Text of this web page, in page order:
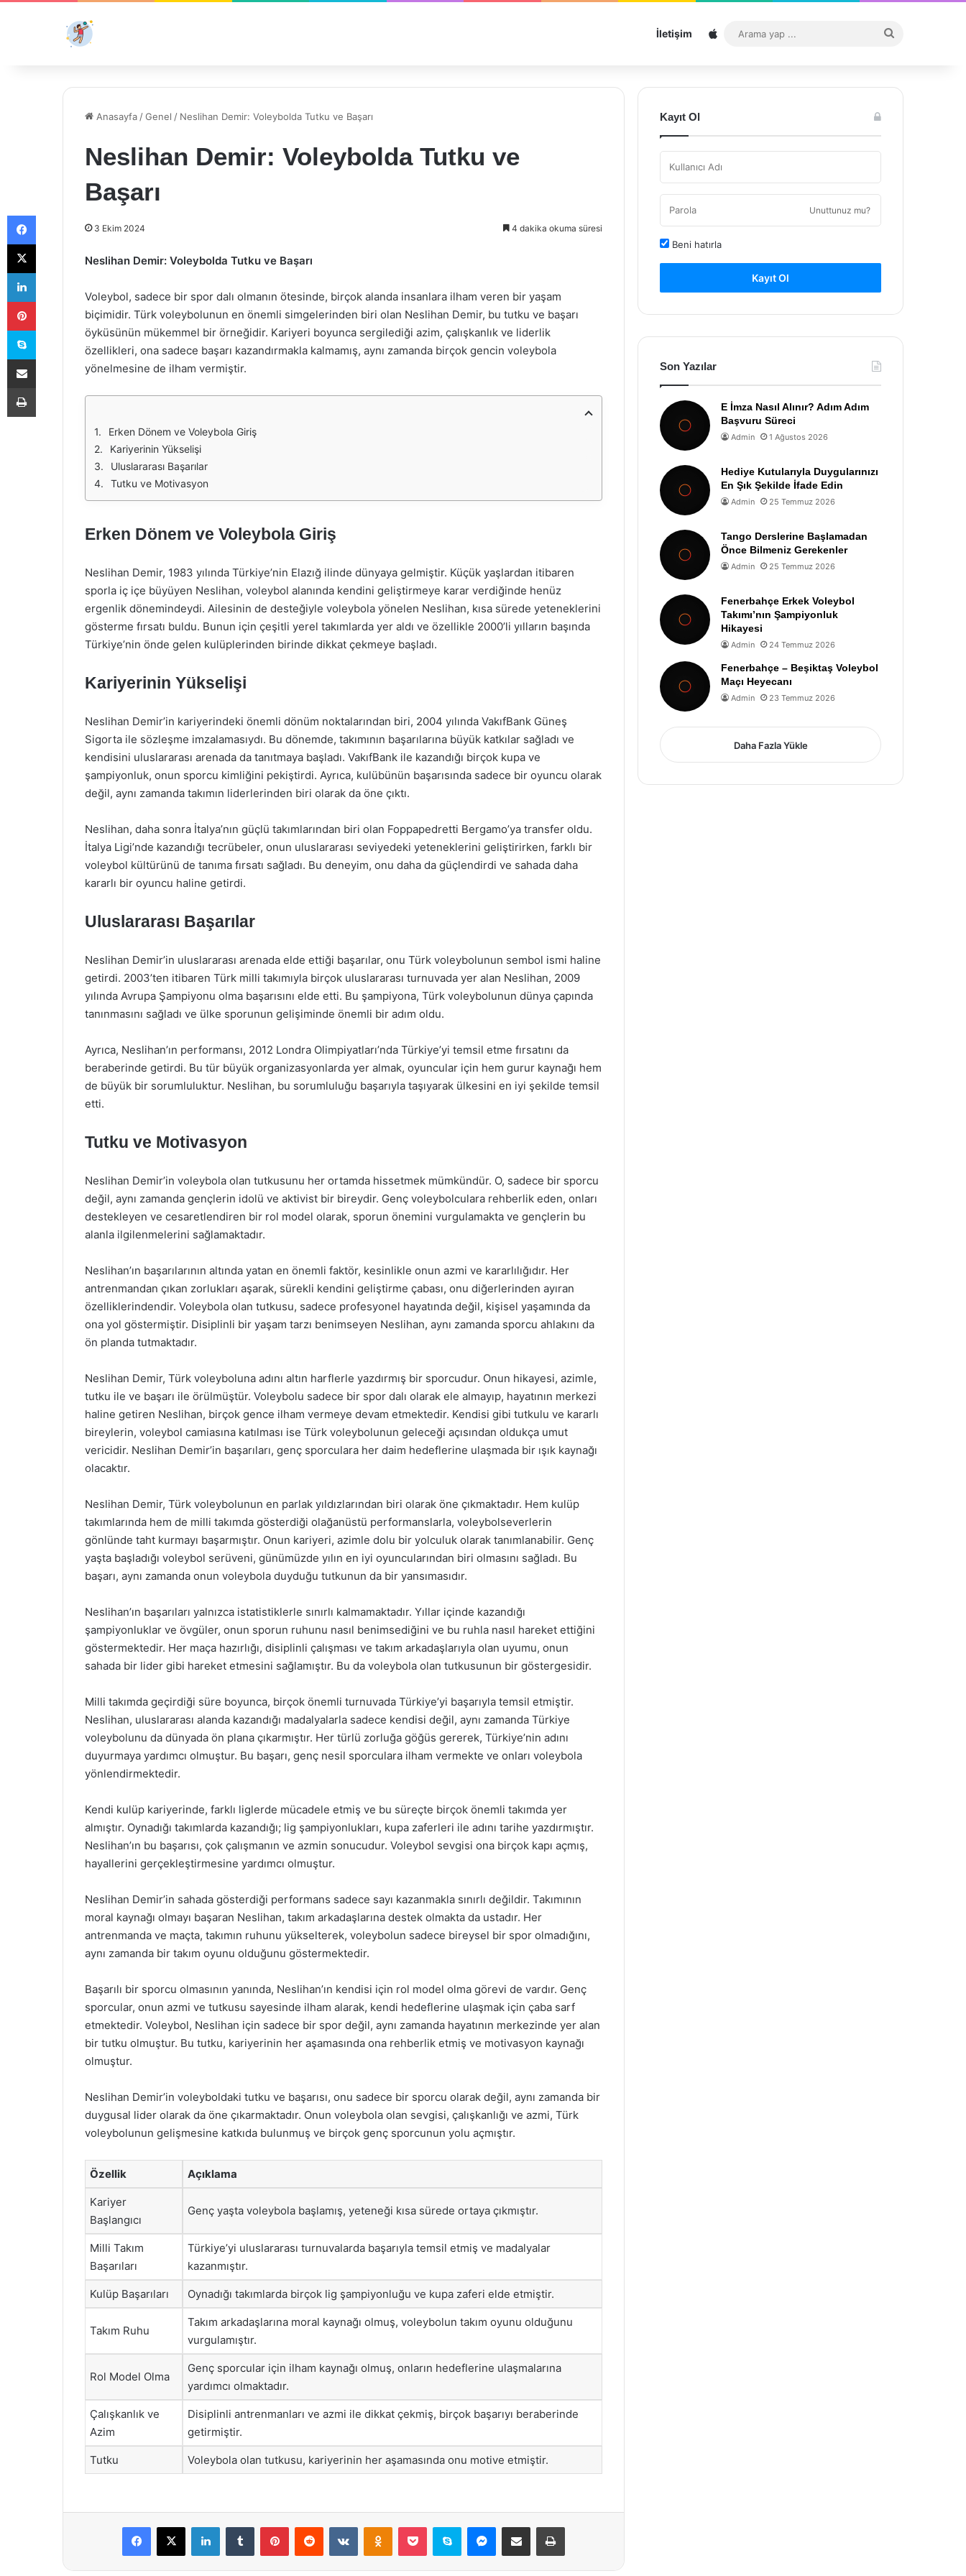
İletişim Sitemap
...
Anasayfa /Genel / Neslihan Demir: Voleybolda Tutku ve Başarı
Neslihan Demir: Voleybolda Tutku ve
Başarı
3 Ekim 2024 4 dakika okuma süresi
Neslihan Demir: Voleybolda Tutku ve Başarı
Voleybol, sadece bir spor dalı olmanın ötesinde, birçok alanda insanlara ilham veren bir yaşam
biçimidir. Türk voleybolunun en önemli simgelerinden biri olan Neslihan Demir, bu tutku ve başarı
öyküsünün mükemmel bir örneğidir. Kariyeri boyunca sergilediği azim, çalışkanlık ve liderlik
özellikleri, ona sadece başarı kazandırmakla kalmamış, aynı zamanda birçok gencin voleybola
yönelmesine de ilham vermiştir.
Erken Dönem ve Voleybola Giriş
Kariyerinin Yükselişi
Uluslararası Başarılar
Tutku ve Motivasyon
Erken Dönem ve Voleybola Giriş
Neslihan Demir, 1983 yılında Türkiye’nin Elazığ ilinde dünyaya gelmiştir. Küçük yaşlardan itibaren
sporla iç içe büyüyen Neslihan, voleybol alanında kendini geliştirmeye karar verdiğinde henüz
ergenlik dönemindeydi. Ailesinin de desteğiyle voleybola yönelen Neslihan, kısa sürede yeteneklerini
gösterme fırsatı buldu. Bunun için çeşitli yerel takımlarda yer aldı ve özellikle 2000’li yılların başında
Türkiye’nin önde gelen kulüplerinden birinde dikkat çekmeye başladı.
Kariyerinin Yükselişi
Neslihan Demir’in kariyerindeki önemli dönüm noktalarından biri, 2004 yılında VakıfBank Güneş
Sigorta ile sözleşme imzalamasıydı. Bu dönemde, takımının başarılarına büyük katkılar sağladı ve
kendisini uluslararası arenada da tanıtmaya başladı. VakıfBank ile kazandığı birçok kupa ve
şampiyonluk, onun sporcu kimliğini pekiştirdi. Ayrıca, kulübünün başarısında sadece bir oyuncu olarak
değil, aynı zamanda takımın liderlerinden biri olarak da öne çıktı.
Neslihan, daha sonra İtalya’nın güçlü takımlarından biri olan Foppapedretti Bergamo’ya transfer oldu.
İtalya Ligi’nde kazandığı tecrübeler, onun uluslararası seviyedeki yeteneklerini geliştirirken, farklı bir
voleybol kültürünü de tanıma fırsatı sağladı. Bu deneyim, onu daha da güçlendirdi ve sahada daha
kararlı bir oyuncu haline getirdi.
Uluslararası Başarılar
Neslihan Demir’in uluslararası arenada elde ettiği başarılar, onu Türk voleybolunun sembol ismi haline
getirdi. 2003’ten itibaren Türk milli takımıyla birçok uluslararası turnuvada yer alan Neslihan, 2009
yılında Avrupa Şampiyonu olma başarısını elde etti. Bu şampiyona, Türk voleybolunun dünya çapında
tanınmasını sağladı ve ülke sporunun gelişiminde önemli bir adım oldu.
Ayrıca, Neslihan’ın performansı, 2012 Londra Olimpiyatları’nda Türkiye’yi temsil etme fırsatını da
beraberinde getirdi. Bu tür büyük organizasyonlarda yer almak, oyuncular için hem gurur kaynağı hem
de büyük bir sorumluluktur. Neslihan, bu sorumluluğu başarıyla taşıyarak ülkesini en iyi şekilde temsil
etti.
Tutku ve Motivasyon
Neslihan Demir’in voleybola olan tutkusunu her ortamda hissetmek mümkündür. O, sadece bir sporcu
değil, aynı zamanda gençlerin idolü ve aktivist bir bireydir. Genç voleybolculara rehberlik eden, onları
destekleyen ve cesaretlendiren bir rol model olarak, sporun önemini vurgulamakta ve gençlerin bu
alanla ilgilenmelerini sağlamaktadır.
Neslihan’ın başarılarının altında yatan en önemli faktör, kesinlikle onun azmi ve kararlılığıdır. Her
antrenmandan çıkan zorlukları aşarak, sürekli kendini geliştirme çabası, onu diğerlerinden ayıran
özelliklerindendir. Voleybola olan tutkusu, sadece profesyonel hayatında değil, kişisel yaşamında da
ona yol göstermiştir. Disiplinli bir yaşam tarzı benimseyen Neslihan, aynı zamanda sporcu ahlakını da
ön planda tutmaktadır.
Neslihan Demir, Türk voleyboluna adını altın harflerle yazdırmış bir sporcudur. Onun hikayesi, azimle,
tutku ile ve başarı ile örülmüştür. Voleybolu sadece bir spor dalı olarak ele almayıp, hayatının merkezi
haline getiren Neslihan, birçok gence ilham vermeye devam etmektedir. Kendisi gibi tutkulu ve kararlı
bireylerin, voleybol camiasına katılması ise Türk voleybolunun geleceği açısından oldukça umut
vericidir. Neslihan Demir’in başarıları, genç sporculara her daim hedeflerine ulaşmada bir ışık kaynağı
olacaktır.
Neslihan Demir, Türk voleybolunun en parlak yıldızlarından biri olarak öne çıkmaktadır. Hem kulüp
takımlarında hem de milli takımda gösterdiği olağanüstü performanslarla, voleybolseverlerin
gönlünde taht kurmayı başarmıştır. Onun kariyeri, azimle dolu bir yolculuk olarak tanımlanabilir. Genç
yaşta başladığı voleybol serüveni, günümüzde yılın en iyi oyuncularından biri olmasını sağladı. Bu
başarı, aynı zamanda onun voleybola duyduğu tutkunun da bir yansımasıdır.
Neslihan’ın başarıları yalnızca istatistiklerle sınırlı kalmamaktadır. Yıllar içinde kazandığı
şampiyonluklar ve övgüler, onun sporun ruhunu nasıl benimsediğini ve bu ruhla nasıl hareket ettiğini
göstermektedir. Her maça hazırlığı, disiplinli çalışması ve takım arkadaşlarıyla olan uyumu, onun
sahada bir lider gibi hareket etmesini sağlamıştır. Bu da voleybola olan tutkusunun bir göstergesidir.
Milli takımda geçirdiği süre boyunca, birçok önemli turnuvada Türkiye’yi başarıyla temsil etmiştir.
Neslihan, uluslararası alanda kazandığı madalyalarla sadece kendisi değil, aynı zamanda Türkiye
voleybolunu da dünyada ön plana çıkarmıştır. Her türlü zorluğa göğüs gererek, Türkiye’nin adını
duyurmaya yardımcı olmuştur. Bu başarı, genç nesil sporculara ilham vermekte ve onları voleybola
yönlendirmektedir.
Kendi kulüp kariyerinde, farklı liglerde mücadele etmiş ve bu süreçte birçok önemli takımda yer
almıştır. Oynadığı takımlarda kazandığı; lig şampiyonlukları, kupa zaferleri ile adını tarihe yazdırmıştır.
Neslihan’ın bu başarısı, çok çalışmanın ve azmin sonucudur. Voleybol sevgisi ona birçok kapı açmış,
hayallerini gerçekleştirmesine yardımcı olmuştur.
Neslihan Demir’in sahada gösterdiği performans sadece sayı kazanmakla sınırlı değildir. Takımının
moral kaynağı olmayı başaran Neslihan, takım arkadaşlarına destek olmakta da ustadır. Her
antrenmanda ve maçta, takımın ruhunu yükselterek, voleybolun sadece bireysel bir spor olmadığını,
aynı zamanda bir takım oyunu olduğunu göstermektedir.
Başarılı bir sporcu olmasının yanında, Neslihan’ın kendisi için rol model olma görevi de vardır. Genç
sporcular, onun azmi ve tutkusu sayesinde ilham alarak, kendi hedeflerine ulaşmak için çaba sarf
etmektedir. Voleybol, Neslihan için sadece bir spor değil, aynı zamanda hayatının merkezinde yer alan
bir tutku olmuştur. Bu tutku, kariyerinin her aşamasında ona rehberlik etmiş ve motivasyon kaynağı
olmuştur.
Neslihan Demir’in voleyboldaki tutku ve başarısı, onu sadece bir sporcu olarak değil, aynı zamanda bir
duygusal lider olarak da öne çıkarmaktadır. Onun voleybola olan sevgisi, çalışkanlığı ve azmi, Türk
voleybolunun gelişmesine katkıda bulunmuş ve birçok genç sporcunun yolu açmıştır.
Özellik Açıklama
Kariyer
Başlangıcı
Genç yaşta voleybola başlamış, yeteneği kısa sürede ortaya çıkmıştır.
Milli Takım
Başarıları
Türkiye’yi uluslararası turnuvalarda başarıyla temsil etmiş ve madalyalar
kazanmıştır.
Kulüp Başarıları Oynadığı takımlarda birçok lig şampiyonluğu ve kupa zaferi elde etmiştir.
Takım Ruhu
Takım arkadaşlarına moral kaynağı olmuş, voleybolun takım oyunu olduğunu
vurgulamıştır.
Rol Model Olma
Genç sporcular için ilham kaynağı olmuş, onların hedeflerine ulaşmalarına
yardımcı olmaktadır.
Çalışkanlık ve
Azim
Disiplinli antrenmanları ve azmi ile dikkat çekmiş, birçok başarıyı beraberinde
getirmiştir.
Tutku Voleybola olan tutkusu, kariyerinin her aşamasında onu motive etmiştir.
Facebook
X LinkedInTumblr PinterestReddit VKontakteOdnoklassniki
Pocket Skype Messenger
E-Posta ile paylaş Yazdır
Kayıt Ol
Unuttunuz mu?
Beni hatırla
Kayıt Ol
Son Yazılar
E İmza Nasıl Alınır? Adım Adım
Başvuru Süreci
Admin 1 Ağustos 2026
Hediye Kutularıyla Duygularınızı
En Şık Şekilde İfade Edin
Admin 25 Temmuz 2026
Tango Derslerine Başlamadan
Önce Bilmeniz Gerekenler
Admin 25 Temmuz 2026
Fenerbahçe Erkek Voleybol
Takımı’nın Şampiyonluk
Hikayesi
Admin 24 Temmuz 2026
Fenerbahçe – Beşiktaş Voleybol
Maçı Heyecanı
Admin 23 Temmuz 2026
Daha Fazla Yükle
Facebook
X
LinkedIn
Pinterest
Skype
E-Posta ile paylaş